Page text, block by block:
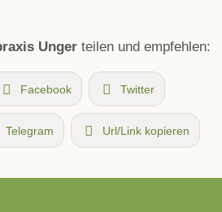
Unger teilen und empfehlen:
Facebook Twitter
Telegram Url/Link kopieren